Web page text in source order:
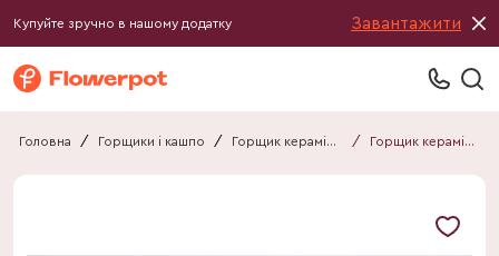
Купуйте зручно в нашому додатку Завантажити
Головна / Горщики і кашпо / Горщик керамічний / Горщик керамічний Горизонталь мат янтар